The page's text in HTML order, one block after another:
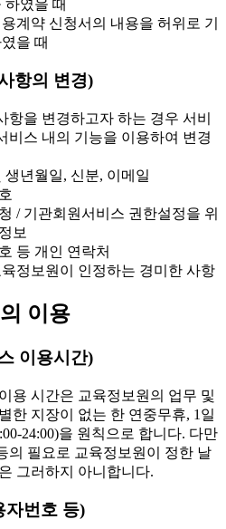
하였을 때
용계약 신청서의 내용을 허위로 기
을 때
항의 변경)
항을 변경하고자 하는 경우 서비
비스 내의 기능을 이용하여 변경
년월일, 신분, 이메일
/ 기관회원서비스 권한설정을 위
보
등 개인 연락처
정보원이 인정하는 경미한 사항
이용
이용시간)
용 시간은 교육정보원의 업무 및
한 지장이 없는 한 연중무휴, 1일
24:00)을 원칙으로 합니다. 다만
의 필요로 교육정보원이 정한 날
그러하지 아니합니다.
자번호 등)